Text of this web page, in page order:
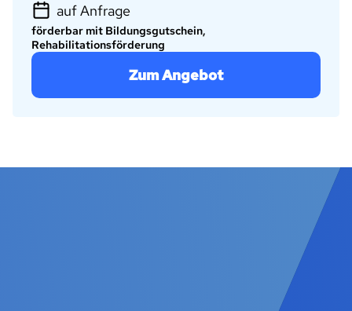
auf Anfrage
förderbar mit Bildungsgutschein,
Rehabilitationsförderung
Zum Angebot